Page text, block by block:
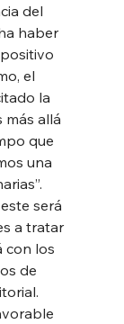
del
haber
el
la
más allá
que
una
será
a tratar
con los
de